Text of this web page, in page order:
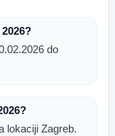
do
lokaciji Zagreb.